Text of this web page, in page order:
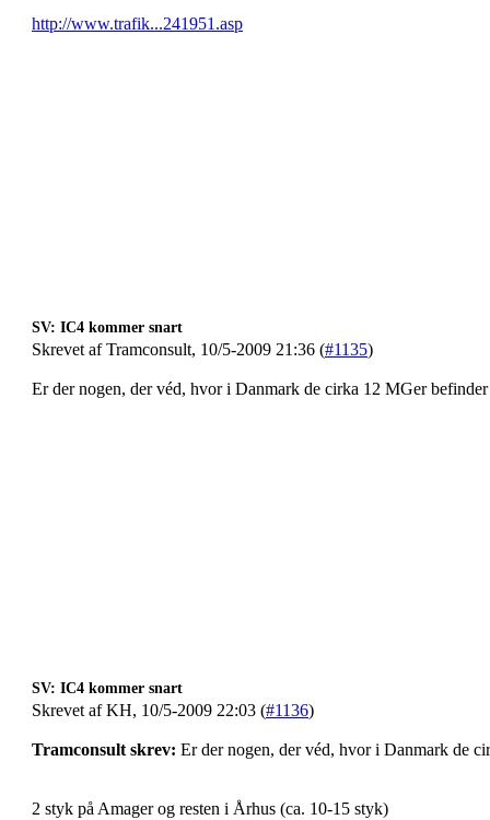
http://www.trafik...241951.asp
SV: IC4 kommer snart
Skrevet af Tramconsult, 10/5-2009 21:36 (#1135)
Er der nogen, der véd, hvor i Danmark de cirka 12 MGer
SV: IC4 kommer snart
Skrevet af KH, 10/5-2009 22:03 (#1136)
Tramconsult skrev: Er der nogen, der véd, hvor i Danmark de
2 styk på Amager og resten i Århus (ca. 10-15 styk)